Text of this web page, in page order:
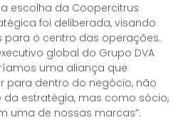
a escolha da Coopercitrus
foi deliberada, visando
para o centro das operações.
global do Grupo DVA
uma aliança que
para dentro do negócio, não
estratégia, mas como sócio,
uma de nossas marcas”.